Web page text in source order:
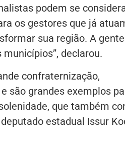
podem se
os gestores que já
sua região. A
declarou.
confraternização,
são grandes exemplos
que também
estadual Issur